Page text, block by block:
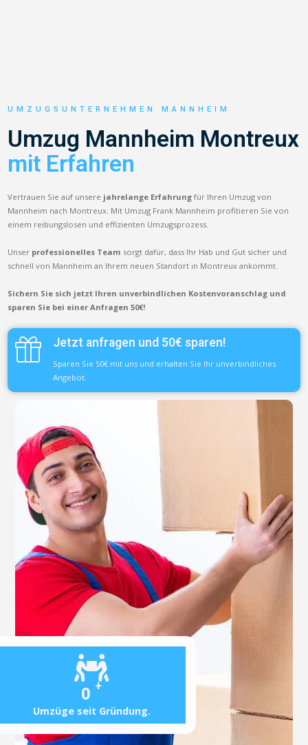
0 +
Umzüge seit Gründung.
UMZUGSUNTERNEHMEN MANNHEIM
Umzug Mannheim Montreux
mit Erfahren
Vertrauen Sie auf unsere jahrelange Erfahrung für Ihren Umzug von
Mannheim nach Montreux. Mit Umzug Frank Mannheim profitieren Sie von
einem reibungslosen und effizienten Umzugsprozess.
Unser professionelles Team sorgt dafür, dass Ihr Hab und Gut sicher und
schnell von Mannheim an Ihrem neuen Standort in Montreux ankommt.
Sichern Sie sich jetzt Ihren unverbindlichen Kostenvoranschlag und
sparen Sie bei einer Anfragen 50€!
Jetzt anfragen und 50€ sparen!
Sparen Sie 50€ mit uns und erhalten Sie Ihr unverbindliches
Angebot.